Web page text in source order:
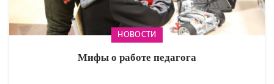
НОВОСТИ
Мифы о работе педагога